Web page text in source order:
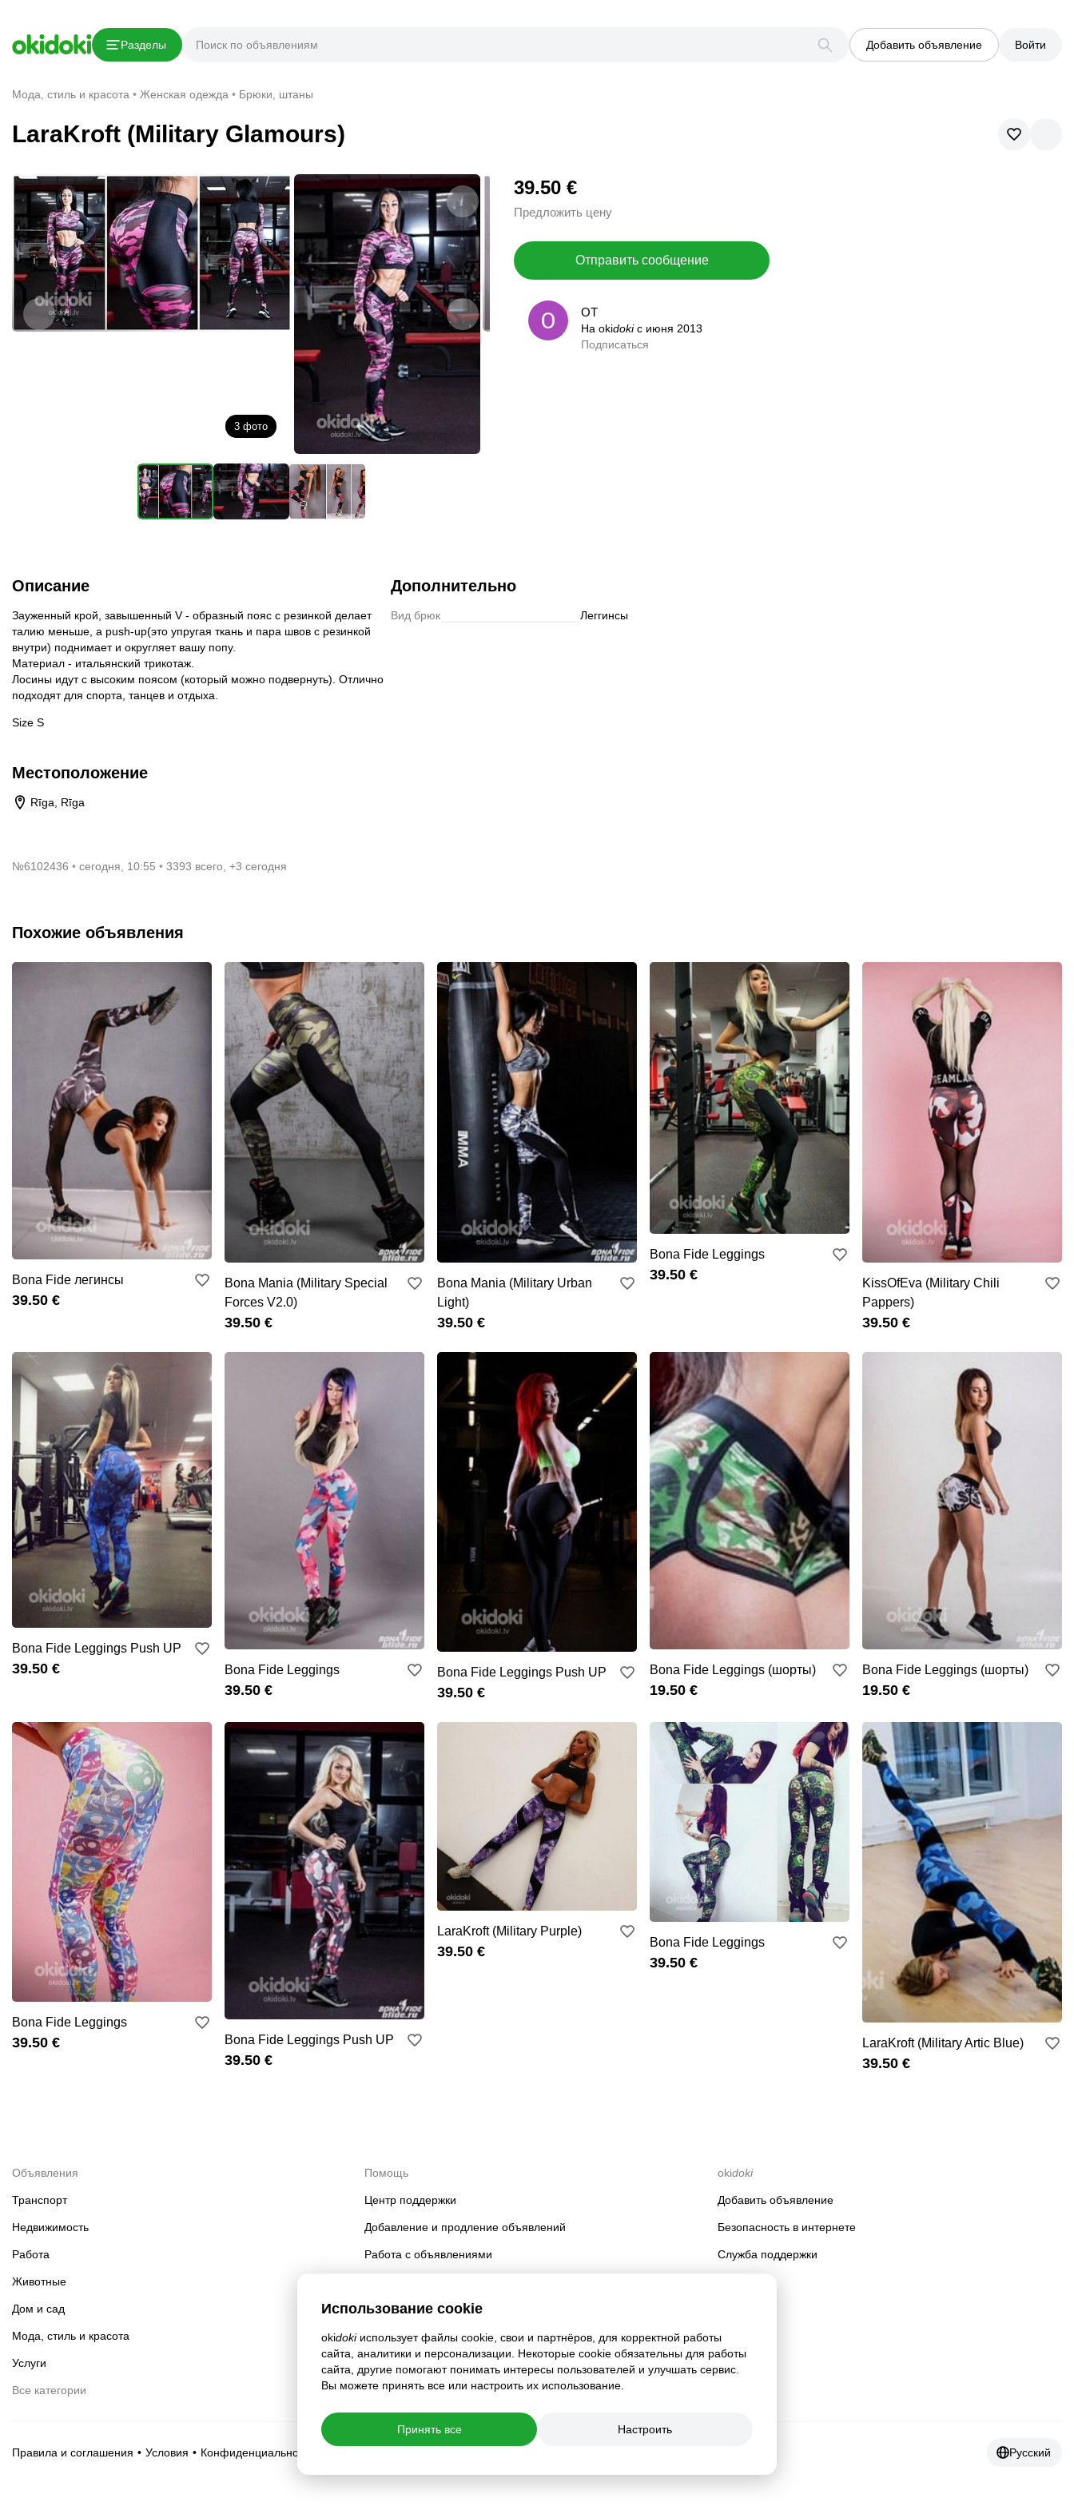
Разделы Добавить объявление Войти
Мода, стиль и красота Женская одежда Брюки, штаны
LaraKroft (Military Glamours)
3 фото
39.50 €
Предложить цену
Отправить сообщение
ОТ
На okidokiс июня 2013
Подписаться
ОТ
На okidokiс июня 2013
0,0
Описание
Зауженный крой, завышенный V - образный пояс с резинкой делает
талию меньше, а push-up(это упругая ткань и пара швов с резинкой
внутри) поднимает и округляет вашу попу.
Материал - итальянский трикотаж.
Лосины идут с высоким поясом (который можно подвернуть). Отлично
подходят для спорта, танцев и отдыха.
Size S
Дополнительно
Вид брюк Леггинсы
Местоположение
Rīga, Rīga
№6102436 сегодня, 10:55 3393 всего, +3 сегодня
Похожие объявления
Bona Fide легинсы
39.50 €
Bona Mania (Military Special
Forces V2.0)
39.50 €
Bona Mania (Military Urban
Light)
39.50 €
Bona Fide Leggings
39.50 €
KissOfEva (Military Chili
Pappers)
39.50 €
Bona Fide Leggings Push UP
39.50 € Bona Fide Leggings
39.50 €
Bona Fide Leggings Push UP
39.50 €
Bona Fide Leggings (шорты)
19.50 €
Bona Fide Leggings (шорты)
19.50 €
Bona Fide Leggings
39.50 € Bona Fide Leggings Push UP
39.50 €
LaraKroft (Military Purple)
39.50 €
Bona Fide Leggings
39.50 €
LaraKroft (Military Artic Blue)
39.50 €
Использование cookie
okidokiиспользует файлы cookie, свои и партнёров, для корректной работы
сайта, аналитики и персонализации. Некоторые cookie обязательны для работы
сайта, другие помогают понимать интересы пользователей и улучшать сервис.
Вы можете принять все или настроить их использование.
Принять все Настроить
Объявления
Транспорт
Недвижимость
Работа
Животные
Дом и сад
Мода, стиль и красота
Услуги
Все категории
Помощь
Центр поддержки
Добавление и продление объявлений
Работа с объявлениями
Безопасность аккаунта
okidoki
Добавить объявление
Безопасность в интернете
Служба поддержки
Правила и соглашения Условия Конфиденциальность Русский
Скопировать ссылку